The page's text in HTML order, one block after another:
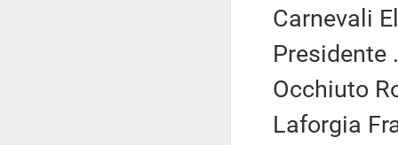
Carnevali
Presidente
Occhiuto
Laforgia